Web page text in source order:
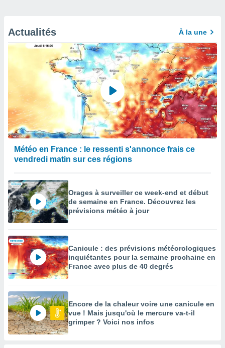
Actualités À la une
Météo en France : le ressenti s'annonce frais ce
vendredi matin sur ces régions
Orages à surveiller ce week-end et début
de semaine en France. Découvrez les
prévisions météo à jour
Canicule : des prévisions météorologiques
inquiétantes pour la semaine prochaine en
France avec plus de 40 degrés
Encore de la chaleur voire une canicule en
vue ! Mais jusqu'où le mercure va-t-il
grimper ? Voici nos infos